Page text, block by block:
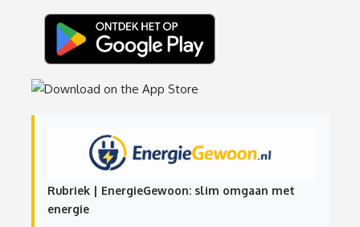
Rubriek | EnergieGewoon: slim omgaan met
energie